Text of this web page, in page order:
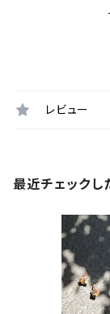
レビュー
最近チェックし